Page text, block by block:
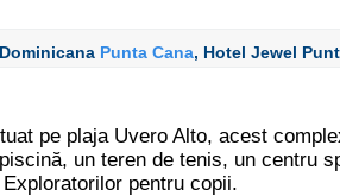
Punta Cana, Hotel Jewel
pe plaja Uvero Alto, acest
un teren de tenis, un centru
pentru copii.